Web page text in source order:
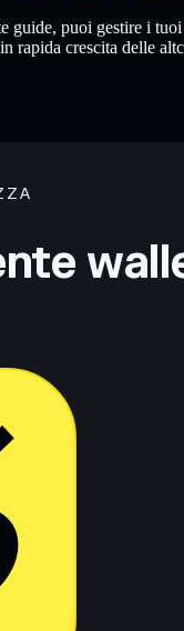
guide, puoi gestire i
rapida crescita delle